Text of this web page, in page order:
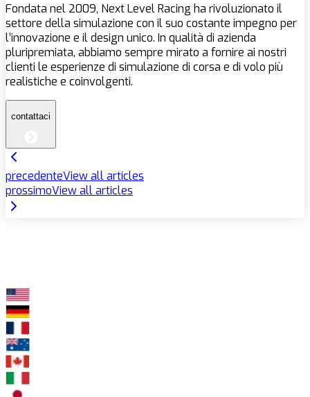
Fondata nel 2009, Next Level Racing ha rivoluzionato il
settore della simulazione con il suo costante impegno per
l’innovazione e il design unico. In qualità di azienda
pluripremiata, abbiamo sempre mirato a fornire ai nostri
clienti le esperienze di simulazione di corsa e di volo più
realistiche e coinvolgenti.
contattaci
precedenteView all articles
prossimoView all articles